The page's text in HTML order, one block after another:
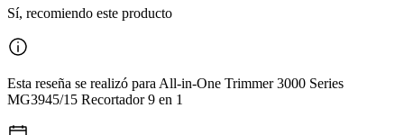
Sí, recomiendo este producto
Esta reseña se realizó para All-in-One Trimmer 3000 Series
MG3945/15 Recortador 9 en 1